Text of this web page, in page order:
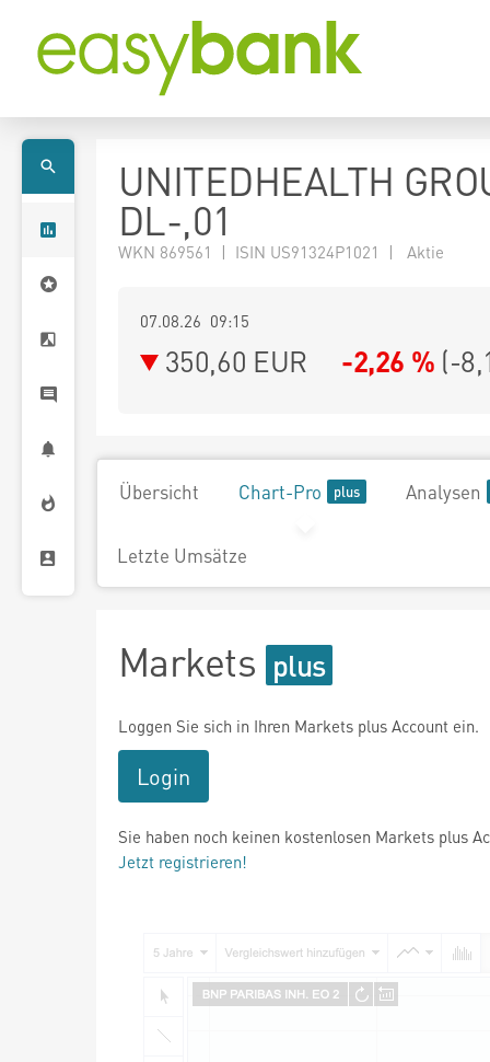
UNITEDHEALTH
DL-,01
WKN 869561 | ISIN US91324P1021 | Aktie
07.08.26 09:15
350,60 EUR -2,26 % (-
Übersicht Chart-Pro Analysen
Letzte Umsätze
Markets
Loggen Sie sich in Ihren Markets plus Account ein.
Login
Sie haben noch keinen kostenlosen Markets plus
Jetzt registrieren!